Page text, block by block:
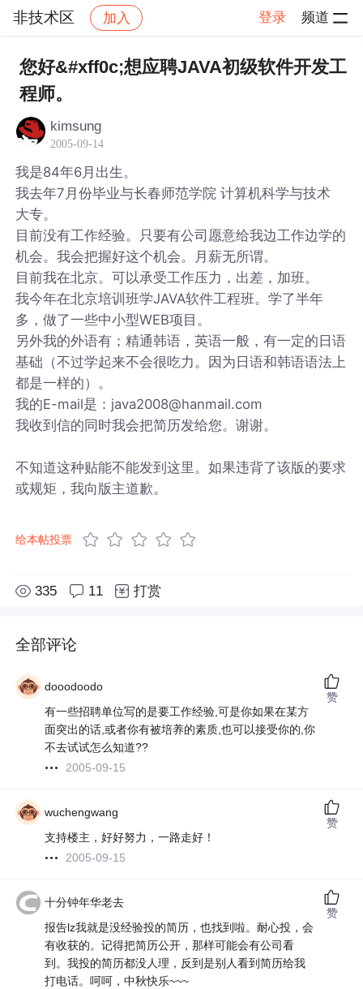
非技术区 加入 登录 频道
社区 非技术区 帖子详情
您好&#xff0c;想应聘JAVA初级软件开发工
程师。
kimsung
2005-09-14
我是84年6月出生。
我去年7月份毕业与长春师范学院 计算机科学与技术
大专。
目前没有工作经验。只要有公司愿意给我边工作边学的
机会。我会把握好这个机会。月薪无所谓。
目前我在北京。可以承受工作压力，出差，加班。
我今年在北京培训班学JAVA软件工程班。学了半年
多，做了一些中小型WEB项目。
另外我的外语有；精通韩语，英语一般，有一定的日语
基础（不过学起来不会很吃力。因为日语和韩语语法上
都是一样的）。
我的E-mail是：java2008@hanmail.com
我收到信的同时我会把简历发给您。谢谢。
不知道这种贴能不能发到这里。如果违背了该版的要求
或规矩，我向版主道歉。
给本帖投票
335 11 打赏
全部评论
dooodoodo
有一些招聘单位写的是要工作经验,可是你如果在某方
面突出的话,或者你有被培养的素质,也可以接受你的,你
不去试试怎么知道??
2005-09-15
赞
wuchengwang
支持楼主，好好努力，一路走好！
2005-09-15
赞
十分钟年华老去
报告lz我就是没经验投的简历，也找到啦。耐心投，会
有收获的。记得把简历公开，那样可能会有公司看
到。我投的简历都没人理，反到是别人看到简历给我
打电话。呵呵，中秋快乐~~~
赞